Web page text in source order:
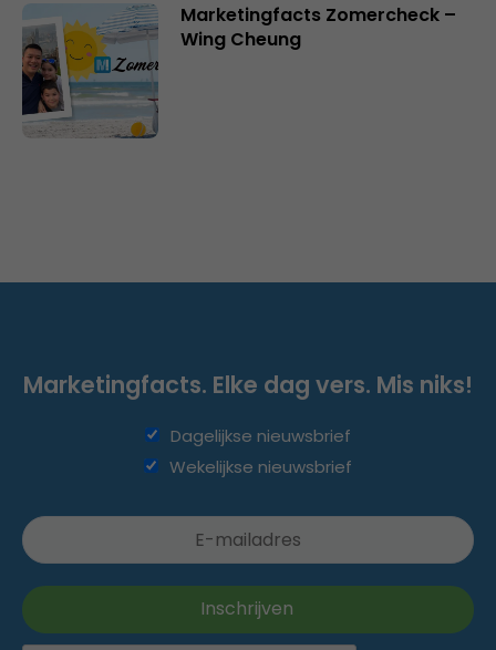
Marketingfacts Zomercheck –
Wing Cheung
Marketingfacts. Elke dag vers. Mis niks!
Dagelijkse nieuwsbrief
Wekelijkse nieuwsbrief